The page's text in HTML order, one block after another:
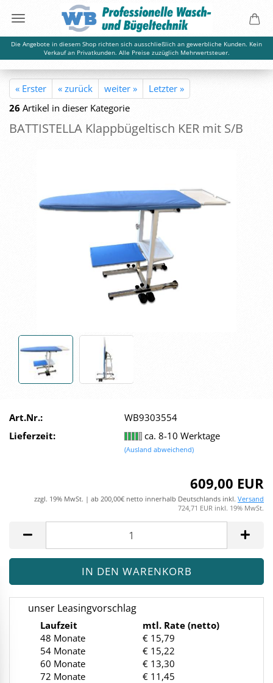
Die Angebote in diesem Shop richten sich ausschließlich an gewerbliche Kunden. Kein
Verkauf an Privatkunden. Alle Preise zuzüglich Mehrwertsteuer.
« Erster « zurück weiter »
Letzter »
26 Artikel in dieser Kategorie
BAT­TI­STEL­LA Klapp­bü­gel­tisch KER mit S/B
Art.Nr.:
WB9303554
Lieferzeit:
ca. 8-10 Werktage
(Ausland abweichend)
609,00 EUR
zzgl. 19% MwSt. | ab 200,00€ netto innerhalb Deutschlands inkl. Versand
724,71 EUR inkl. 19% MwSt.
unser Leasingvorschlag
Laufzeit
mtl. Rate (netto)
48 Monate
€ 15,79
54 Monate
€ 15,22
60 Monate
€ 13,30
72 Monate
€ 11,45